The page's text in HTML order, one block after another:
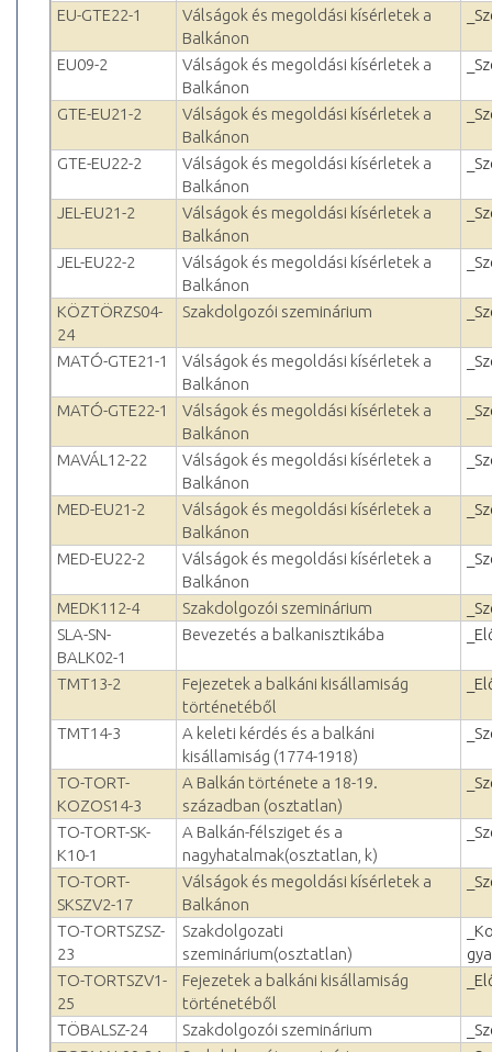
EU-GTE22-1
Válságok és megoldási kísérletek a
Balkánon
EU09-2
Válságok és megoldási kísérletek a
Balkánon
GTE-EU21-2
Válságok és megoldási kísérletek a
Balkánon
GTE-EU22-2
Válságok és megoldási kísérletek a
Balkánon
JEL-EU21-2
Válságok és megoldási kísérletek a
Balkánon
JEL-EU22-2
Válságok és megoldási kísérletek a
Balkánon
KÖZTÖRZS04-
24
Szakdolgozói szeminárium
MATÓ-GTE21-1
Válságok és megoldási kísérletek a
Balkánon
MATÓ-GTE22-1
Válságok és megoldási kísérletek a
Balkánon
MAVÁL12-22
Válságok és megoldási kísérletek a
Balkánon
MED-EU21-2
Válságok és megoldási kísérletek a
Balkánon
MED-EU22-2
Válságok és megoldási kísérletek a
Balkánon
MEDK112-4 Szakdolgozói szeminárium
SLA-SN-
BALK02-1
Bevezetés a balkanisztikába
TMT13-2
Fejezetek a balkáni kisállamiság
történetéből
TMT14-3
A keleti kérdés és a balkáni
kisállamiság (1774-1918)
TO-TORT-
KOZOS14-3
A Balkán története a 18-19.
században (osztatlan)
TO-TORT-SK-
K10-1
A Balkán-félsziget és a
nagyhatalmak(osztatlan, k)
TO-TORT-
SKSZV2-17
Válságok és megoldási kísérletek a
Balkánon
TO-TORTSZSZ-
23
Szakdolgozati
szeminárium(osztatlan)
TO-TORTSZV1-
25
Fejezetek a balkáni kisállamiság
történetéből
TÖBALSZ-24 Szakdolgozói szeminárium